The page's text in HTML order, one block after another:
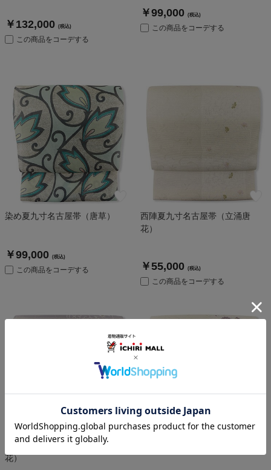
￥132,000 (税込)
この商品をコーデする
￥99,000 (税込)
この商品をコーデする
染め夏九寸名古屋帯（唐草）
￥99,000 (税込)
この商品をコーデする
西陣夏九寸名古屋帯（立涌唐
花）
￥55,000 (税込)
この商品をコーデする
西陣夏九寸名古屋帯（立涌唐
花）